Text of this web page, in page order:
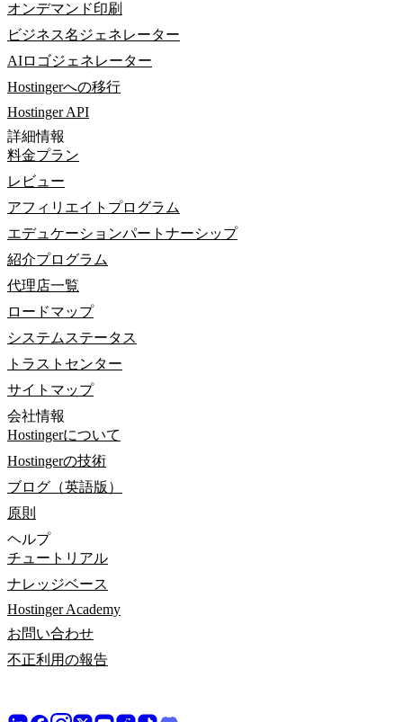
オンデマンド印刷
ビジネス名ジェネレーター
AIロゴジェネレーター
Hostingerへの移行
Hostinger API
詳細情報
料金プラン
レビュー
アフィリエイトプログラム
エデュケーションパートナーシップ
紹介プログラム
代理店一覧
ロードマップ
システムステータス
トラストセンター
サイトマップ
会社情報
Hostingerについて
Hostingerの技術
ブログ（英語版）
原則
ヘルプ
チュートリアル
ナレッジベース
Hostinger Academy
お問い合わせ
不正利用の報告